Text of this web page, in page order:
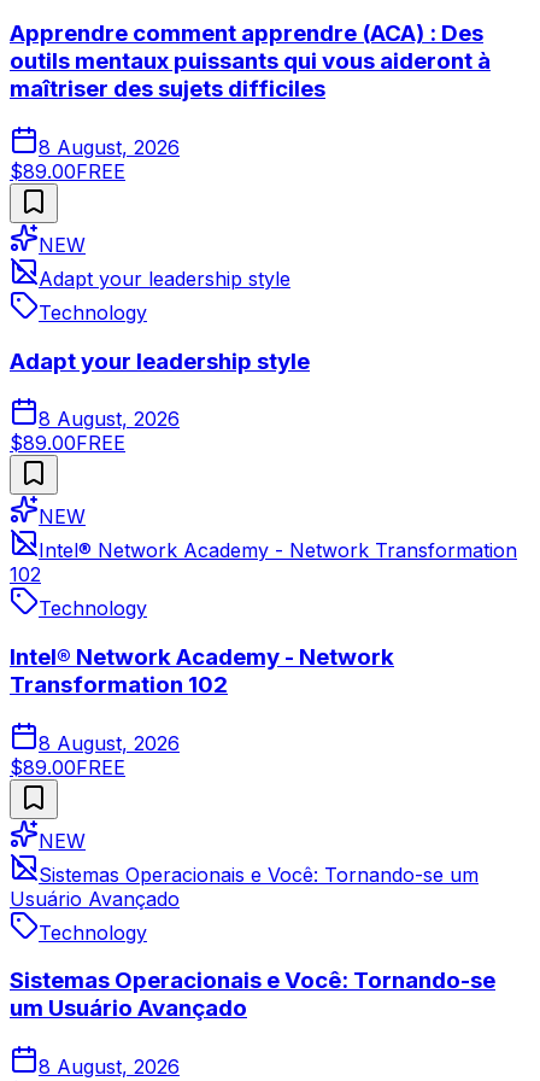
Apprendre comment apprendre (ACA) : Des
outils mentaux puissants qui vous aideront à
maîtriser des sujets difficiles
8 August, 2026
$89.00FREE
NEW
Adapt your leadership style
Technology
Adapt your leadership style
8 August, 2026
$89.00FREE
NEW
Intel® Network Academy - Network Transformation
102
Technology
Intel® Network Academy - Network
Transformation 102
8 August, 2026
$89.00FREE
NEW
Sistemas Operacionais e Você: Tornando-se um
Usuário Avançado
Technology
Sistemas Operacionais e Você: Tornando-se
um Usuário Avançado
8 August, 2026